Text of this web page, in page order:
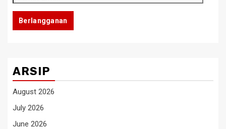
Email
Berlangganan
ARSIP
August 2026
July 2026
June 2026